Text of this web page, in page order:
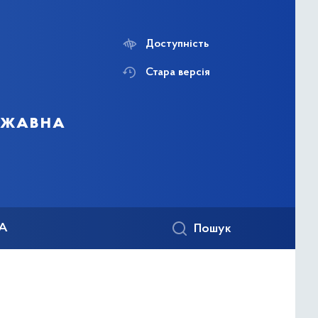
Доступність
Стара версія
Пошук